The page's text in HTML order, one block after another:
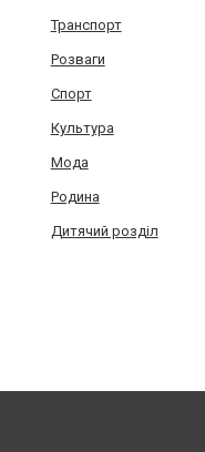
Транспорт
Розваги
Спорт
Культура
Мода
Родина
Дитячий розділ